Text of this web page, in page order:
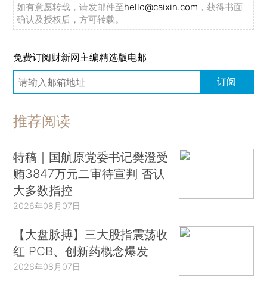
如有意愿转载，请发邮件至hello@caixin.com ，获得书面
确认及授权后，方可转载。
免费订阅财新网主编精选版电邮
订阅
推荐阅读
特稿｜国航原党委书记樊澄受
贿3847万元二审待宣判 否认
大多数指控
2026年08月07日
【大盘脉搏】三大股指震荡收
红 PCB、创新药概念爆发
2026年08月07日